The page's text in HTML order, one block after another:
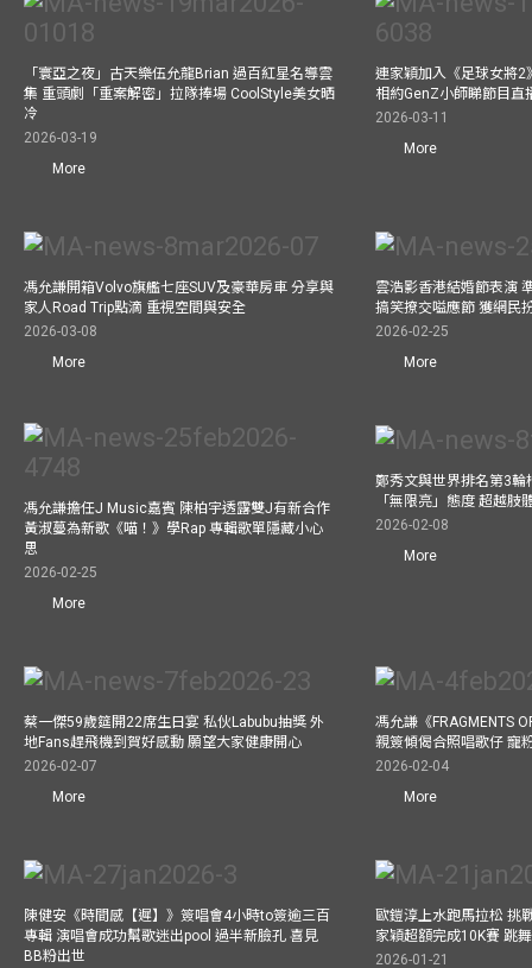
「寰亞之夜」古天樂伍允龍Brian 過百紅星名導雲
集 重頭劇「重案解密」拉隊捧場 CoolStyle美女晒
冷
2026-03-19
More
連家穎加入《足球女將
相約GenZ小師睇節目直
2026-03-11
More
馮允謙開箱Volvo旗艦七座SUV及豪華房車 分享與
家人Road Trip點滴 重視空間與安全
2026-03-08
More
雲浩影香港結婚節表演
搞笑撩交嗌應節 獲網民
2026-02-25
More
馮允謙擔任J Music嘉賓 陳柏宇透露雙J有新合作
黃淑蔓為新歌《喵！》學Rap 專輯歌單隱藏小心
思
2026-02-25
More
鄭秀文與世界排名第3輪
「無限亮」態度 超越肢
2026-02-08
More
蔡一傑59歲筵開22席生日宴 私伙Labubu抽獎 外
地Fans趕飛機到賀好感動 願望大家健康開心
2026-02-07
More
馮允謙《FRAGMENTS
親簽傾偈合照唱歌仔 寵
2026-02-04
More
陳健安《時間感【遲】》簽唱會4小時to簽逾三百
專輯 演唱會成功幫歌迷出pool 過半新臉孔 喜見
BB粉出世
歐鎧淳上水跑馬拉松 挑
家穎超額完成10K賽 跳
2026-01-21